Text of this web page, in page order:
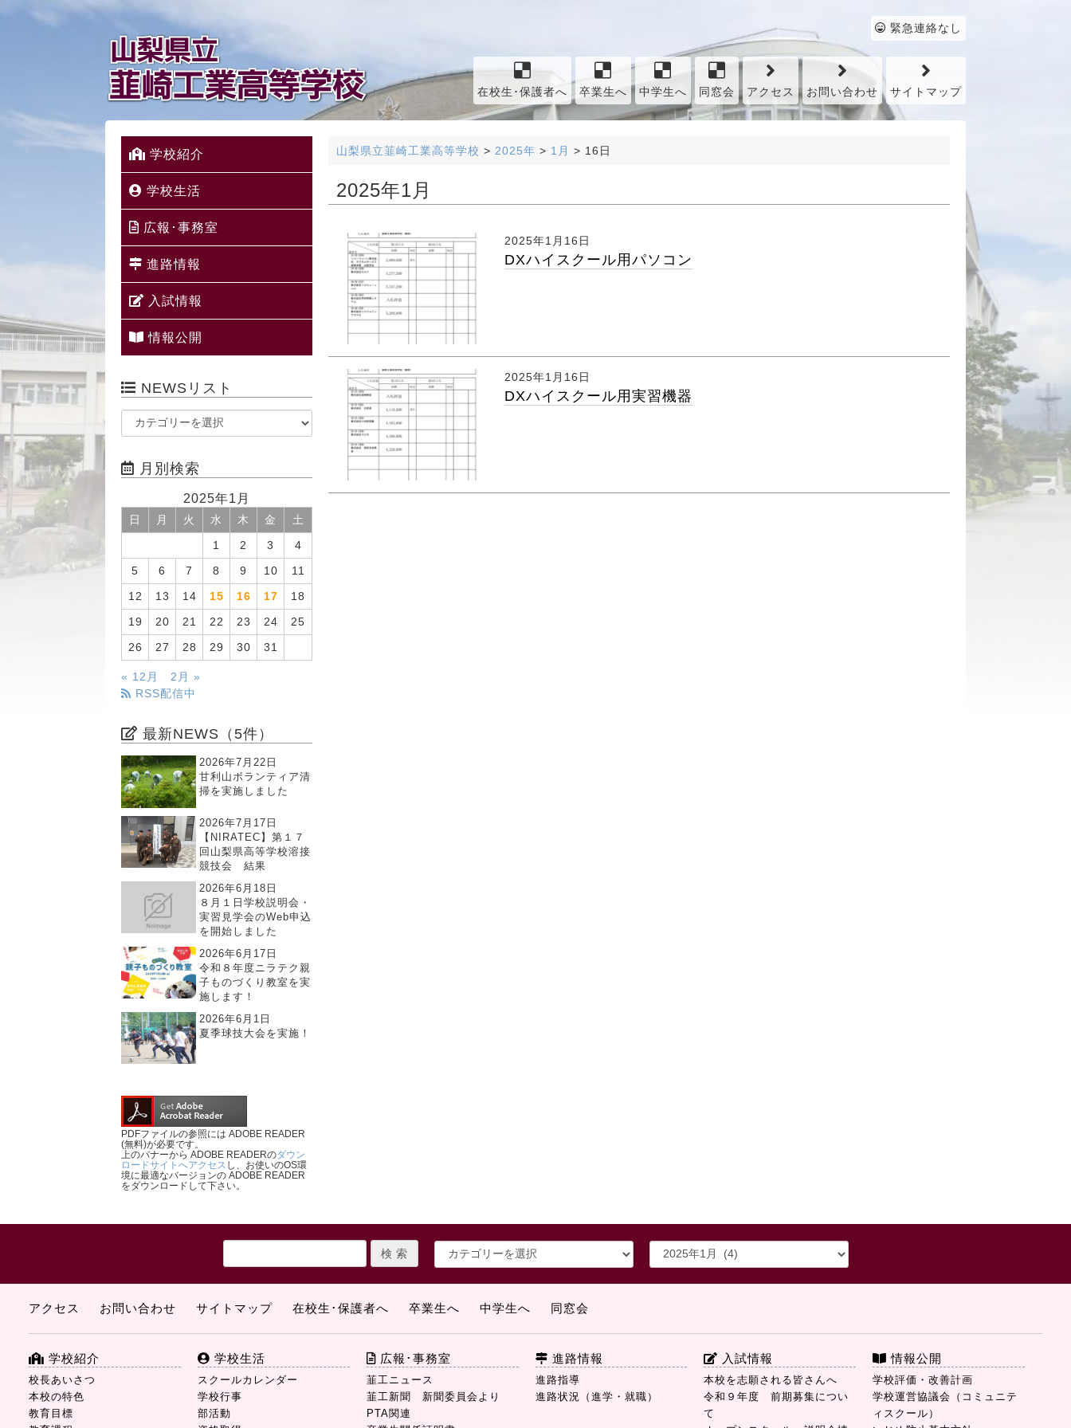
緊急連絡なし
在校生･保護者へ 卒業生へ 中学生へ 同窓会 アクセス お問い合わせ サイトマップ
山梨県立韮崎工業高等学校 > 2025年 > 1月 > 16日
2025年1月
2025年1月16日
DXハイスクール用パソコン
2025年1月16日
DXハイスクール用実習機器
学校紹介
学校生活
広報･事務室
進路情報
入試情報
情報公開
NEWSリスト
月別検索
2025年1月
日 月 火 水 木 金 土
1 2 3 4
5 6 7 8 9 10 11
12 13 14 15 16 17 18
19 20 21 22 23 24 25
26 27 28 29 30 31
« 12月
2月 »
RSS配信中
最新NEWS（5件）
2026年7月22日
甘利山ボランティア清
掃を実施しました
2026年7月17日
【NIRATEC】第１７
回山梨県高等学校溶接
競技会 結果
2026年6月18日
８月１日学校説明会・
実習見学会のWeb申込
を開始しました
2026年6月17日
令和８年度ニラテク親
子ものづくり教室を実
施します！
2026年6月1日
夏季球技大会を実施！
PDFファイルの参照には ADOBE READER
(無料)が必要です。
上のバナーから ADOBE READERのダウン
ロードサイトへアクセス し、お使いのOS環
境に最適なバージョンの ADOBE READER
をダウンロードして下さい。
アクセス お問い合わせ サイトマップ 在校生･保護者へ 卒業生へ 中学生へ 同窓会
学校紹介
校長あいさつ
本校の特色
教育目標
学校生活
スクールカレンダー
学校行事
部活動
広報･事務室
韮工ニュース
韮工新聞 新聞委員会より
PTA関連
進路情報
進路指導
進路状況（進学・就職）
入試情報
本校を志願される皆さんへ
令和９年度 前期募集につい
て
情報公開
学校評価・改善計画
学校運営協議会（コミュニテ
ィスクール）